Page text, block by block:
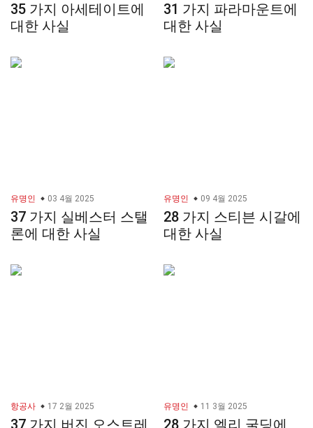
35 가지 아세테이트에
대한 사실
31 가지 파라마운트에
대한 사실
유명인 03 4월 2025
37 가지 실베스터 스탤
론에 대한 사실
유명인 09 4월 2025
28 가지 스티븐 시갈에
대한 사실
항공사 17 2월 2025 유명인 11 3월 2025